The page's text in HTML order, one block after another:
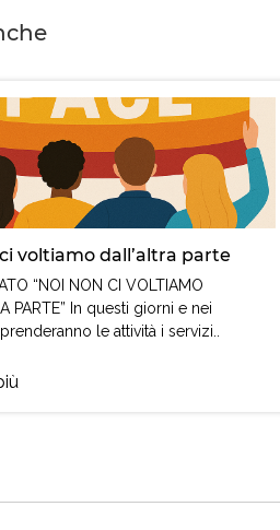
voltiamo dall’altra parte
“NOI NON CI VOLTIAMO
PARTE” In questi giorni e nei
le attività i servizi..